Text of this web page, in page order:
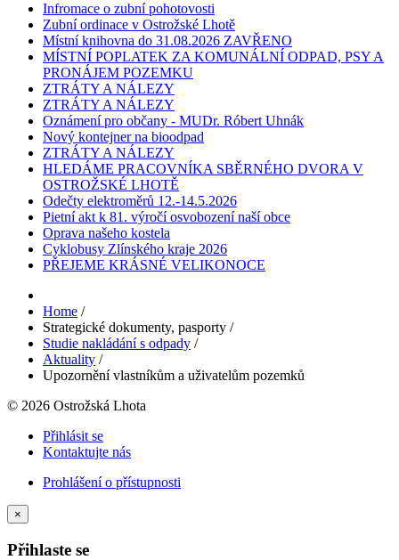
Infromace o zubní pohotovosti
Zubní ordinace v Ostrožské Lhotě
Místní knihovna do 31.08.2026 ZAVŘENO
MÍSTNÍ POPLATEK ZA KOMUNÁLNÍ ODPAD, PSY A
PRONÁJEM POZEMKU
ZTRÁTY A NÁLEZY
ZTRÁTY A NÁLEZY
Oznámení pro občany - MUDr. Róbert Uhnák
Nový kontejner na bioodpad
ZTRÁTY A NÁLEZY
HLEDÁME PRACOVNÍKA SBĚRNÉHO DVORA V
OSTROŽSKÉ LHOTĚ
Odečty elektroměrů 12.-14.5.2026
Pietní akt k 81. výročí osvobození naší obce
Oprava našeho kostela
Cyklobusy Zlínského kraje 2026
PŘEJEME KRÁSNÉ VELIKONOCE
Home /
Strategické dokumenty, pasporty /
Studie nakládání s odpady /
Aktuality /
Upozornění vlastníkům a uživatelům pozemků
© 2026 Ostrožská Lhota
Přihlásit se
Kontaktujte nás
Prohlášení o přístupnosti
×
Přihlaste se